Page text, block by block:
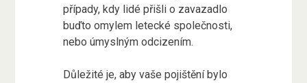
případy, kdy lidé přišli o zavazadlo
buďto omylem letecké společnosti,
nebo úmyslným odcizením.
Důležité je, aby vaše pojištění bylo